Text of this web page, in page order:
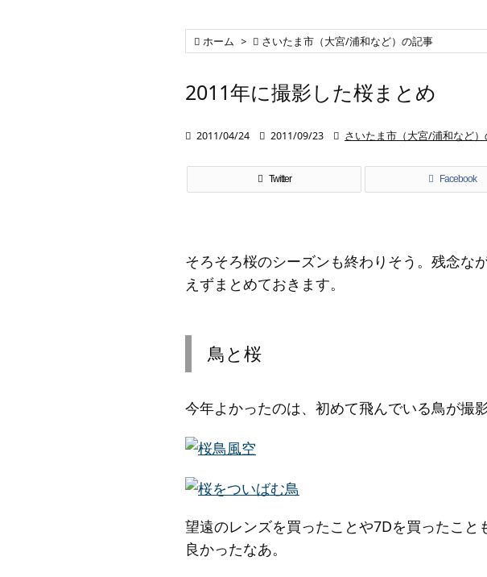
 ホーム >  さいたま市（大宮/浦和など）の記事
2011年に撮影した桜まとめ
 2011/04/24  2011/09/23  さいたま市（大宮/浦和など
Twitter Facebook
そろそろ桜のシーズンも終わりそう。残念な
えずまとめておきます。
鳥と桜
今年よかったのは、初めて飛んでいる鳥が撮
望遠のレンズを買ったことや7Dを買ったこ
良かったなあ。